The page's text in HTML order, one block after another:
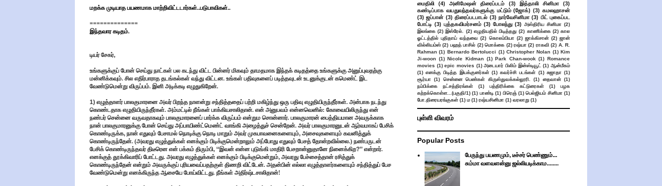
மறக்க முடியாத பயணமாக மாற்றிவிட்டடார்கள்..படுபாவிகள்..
==============
இந்தவார கடிதம்.
டியர் சேகர்,
உங்களுக்குப் போன் செய்து நாட்கள் பல கடந்து விட்ட பின்னர் மிகவும் தாமதமாக இந்தக் கடிதத்தை உங்களுக்கு அனுப்புவதற்கு
மன்னிக்கவும். சில எதிர்பாராத தடங்கல்கள் வந்து விட்டன. உங்கள் பதிவுகளைப் படித்தவுடன் உடனுக்குடன் கமெண்ட் இட
வேண்டுமென்று விருப்பம். இனி அடிக்கடி எழுதுகிறேன்.
1) எழுத்தாளர் பாலகுமாரனை அவர் பிறந்த நாளன்று சந்தித்ததைப் பற்றி மகிழ்ந்து ஒரு பதிவு எழுதியிருந்தீர்கள். அன்பாக நடந்து
கொண்டதாக எழுதியிருந்தீர்கள். அம்மட்டில் நீங்கள் பாக்கியசாலிதான். என் அனுபவம் என்னவெனில்: கோவையிலிருந்து என்
நண்பர் சென்னை வருவதாகவும் பாலகுமாரனைப் பார்க்க விருப்பம் என்றும சொன்னார். பாலகுமாரன் பைத்தியமான அவருக்காக
நான் பாலகுமாரனுக்கு போன் செய்து அப்பாயிண்ட்மெண்ட் வாங்கி அழைத்துச் சென்றேன். அவர் பாலகுமாரனுடன் ஆர்வமாகப் பேசிக்
கொண்டிருக்க, நான் எதுவும் பேசாமல் நொடிக்கு நொடி மாறும் அவர் முகபாவனைகளையும், அசைவுகளையும் கவனித்துக்
கொண்டிருந்தேன். (அவரது எழுத்துக்கள் எனக்கும் பிடிக்குமென்றாலும் அப்போது எதுவும் பேசத் தோன்றவில்லை.) நண்பருடன்
பேசிக் கொண்டிருந்தவர் திடீரென என் பக்கம் திரும்பி, ‘‘இவன் என்ன புடுங்கி மாதிரி பேசறான்னுதானே நினைக்கிற?’’ என்றார்.
எனக்குத் தூக்கிவாரிப் போட்டது. அவரது எழுத்துக்கள் எனக்கும் பிடிக்குமென்றும், அவரது பேச்சைத்தான் ரசித்துக்
கொண்டிருந்தேன் என்றும் அவருக்குப் புரியவைப்பதற்குள் திணறி விட்டேன். அதன்பின் எல்லா எழுத்தாளர்களையும் சந்தித்துப் பேச
வேண்டுமென்று எனக்கிருந்த ஆசையே போய்விட்டது. நீங்கள் அதிர்ஷ்டசாலிதான்!
மைதிலி
(4) அனிமேஷன் திரைப்படம் (3) இத்தாலி சினிமா
(3)
கண்டிப்பாக வயதுவந்தவர்களுக்கு மட்டும் (ஜோக்) (3) கமலஹாசன்
(3) ஜப்பான் (3) திரைப்படபாடல் (3) நார்வேசினிமா (3) பிட் புகைப்பட
போட்டி (3) புத்தகவிமர்சனம் (3) போலந்து (3) அஸ்திரிய சினிமா (2)
இலங்கை (2) இஸ்ரேல். (2) எழுதியதில் பிடித்தது (2) காணிக்கை (2) கால
ஓட்டத்தில் புதிதாய் வந்தவை (2) கொலம்பியா (2) ஜாக்கிசான் (2) ஜான்
வில்லியம்ஸ் (2) பஹத் பாசில் (2) மொக்கை (2) ரஷ்யா (2) ராகவி (2) A. R.
Rahman (1) Bernardo Bertolucci (1) Christopher Nolan (1) Kim
Ji-woon (1) Nicole Kidman (1) Park Chan-wook (1) Romance
movies (1) epic movies (1) அடையார் பிலிம் இன்ஸ்டியூட் (1) ஆன்மீகம்
(1) எனக்கு பிடித்த இயக்குனர்கள் (1) கவர்ச்சி படங்கள் (1) சுஜாதா (1)
சூர்யா (1) சென்னை பெண்கள் கிருஸ்துவக்கல்லூரி. (1) தைவான் (1)
நம்பிக்கை நட்சத்திரங்கள்
(1) பத்திரிக்கை கட்டுரைகள் (1)
பழக
கற்றக்கொள்ள...(பகுதி/1) (1) பாண்டி (1) பிரெஞ் (1) பெல்ஜியம் சினிமா (1)
போ.திரையரங்குகள் (1) ம (1) ரஷ்யசினிமா (1) வரலாறு (1)
புள்ளி விவரம்
Popular Posts
பேருந்து பயணமும், டீச்சர் பெண்ணும்...
சும்மா வளவளன்னு ஜல்லியடிக்காம........